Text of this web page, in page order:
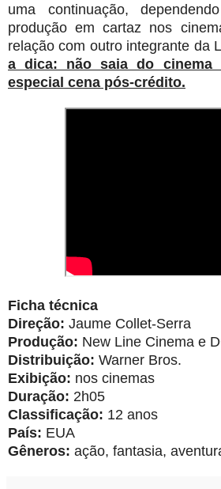
uma continuação,
produção em cartaz nos
relação com outro integrante da
a dica: não saia do cinema
especial cena pós-crédito.
Ficha técnica
Direção: Jaume Collet-Serra
Produção: New Line Cinema e
Distribuição: Warner Bros.
Exibição: nos cinemas
Duração: 2h05
Classificação: 12 anos
País: EUA
Gêneros: ação, fantasia,